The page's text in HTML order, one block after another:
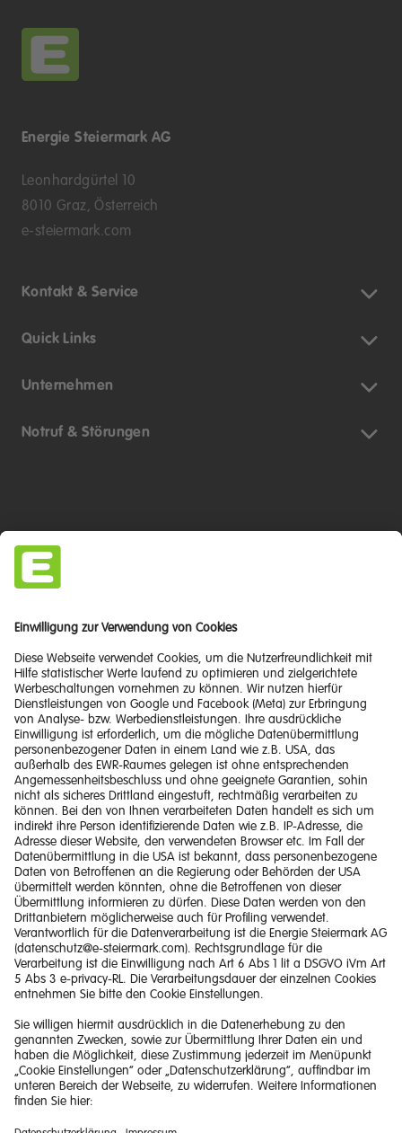
Energie Steiermark AG
Leonhardgürtel 10
8010 Graz, Österreich
e-steiermark.com
Kontakt & Service
Quick Links
Unternehmen
Notruf & Störungen
Impressum
Barrierefreiheitserklärung